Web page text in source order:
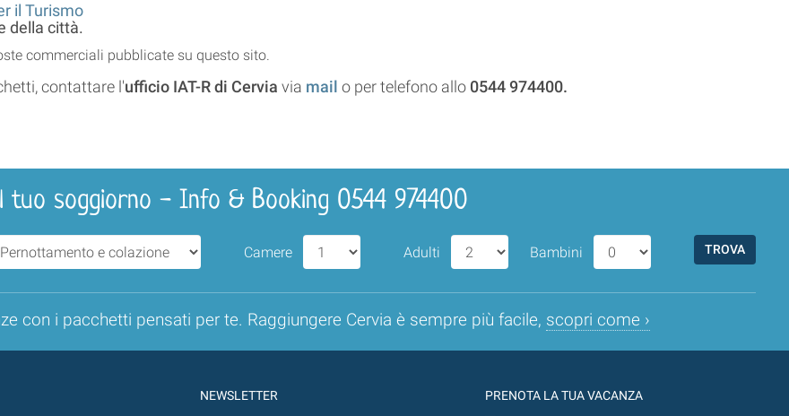
il Turismo
della città.
commerciali pubblicate su questo sito.
contattare l'ufficio IAT-R di Cervia via mail o per telefono allo 0544 974400.
tuo soggiorno - Info & Booking 0544 974400
Camere Adulti Bambini
con i pacchetti pensati per te. Raggiungere Cervia è sempre più facile, scopri come ›
NEWSLETTER
PRENOTA LA TUA VACANZA